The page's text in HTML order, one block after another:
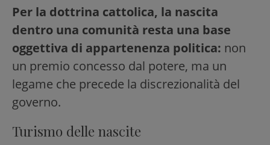
Per la dottrina cattolica, la nascita
dentro una comunità resta una base
oggettiva di appartenenza politica: non
un premio concesso dal potere, ma un
legame che precede la discrezionalità del
governo.
Turismo delle nascite